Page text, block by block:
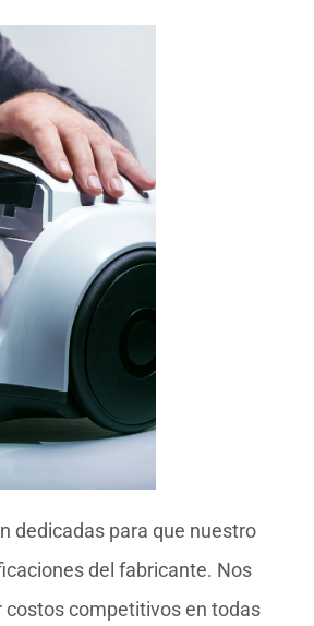
dedicadas para que nuestro
del fabricante. Nos
costos competitivos en todas